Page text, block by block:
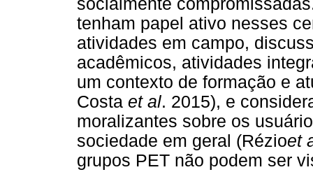
socialmente
tenham papel ativo nesses
atividades em campo,
acadêmicos, atividades
um contexto de formação e
Costa et al. 2015), e
moralizantes sobre os
sociedade em geral (Rézioet
grupos PET não podem ser